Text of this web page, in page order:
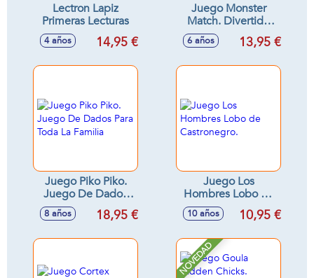
Lectron Lapiz
Primeras Lecturas
4 años 14,95 €
Juego Monster
Match. Divertido
Juego Para Atrapar
Monstruos
6 años 13,95 €
Juego Piko Piko.
Juego De Dados
Para Toda La
Familia
8 años 18,95 €
Juego Los
Hombres Lobo de
Castronegro.
10 años 10,95 €
NOVEDAD